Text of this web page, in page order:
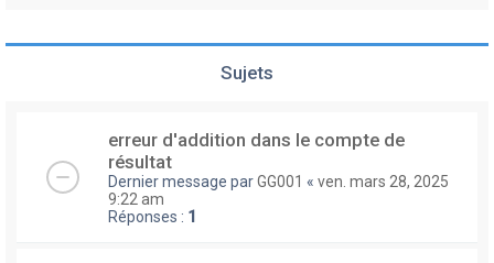
Sujets
erreur d'addition dans le compte de
résultat
Dernier message parGG001 « ven. mars 28, 2025
9:22 am
Réponses : 1